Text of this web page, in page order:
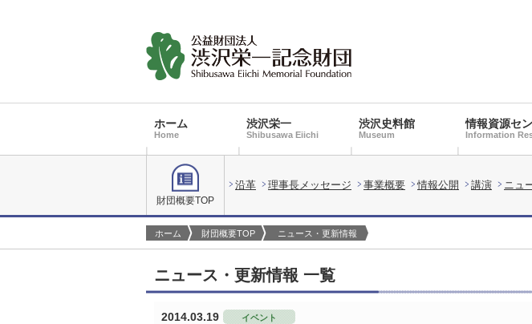
ホーム
Home
渋沢栄一
Shibusawa Eiichi
渋沢史料館
Museum
情報資源セ
Information
財団概要TOP
沿革 理事長メッセージ 事業概要 情報公開 講演 ニュ
ホーム 財団概要TOP ニュース・更新情報
ニュース・更新情報 一覧
2014.03.19 イベント